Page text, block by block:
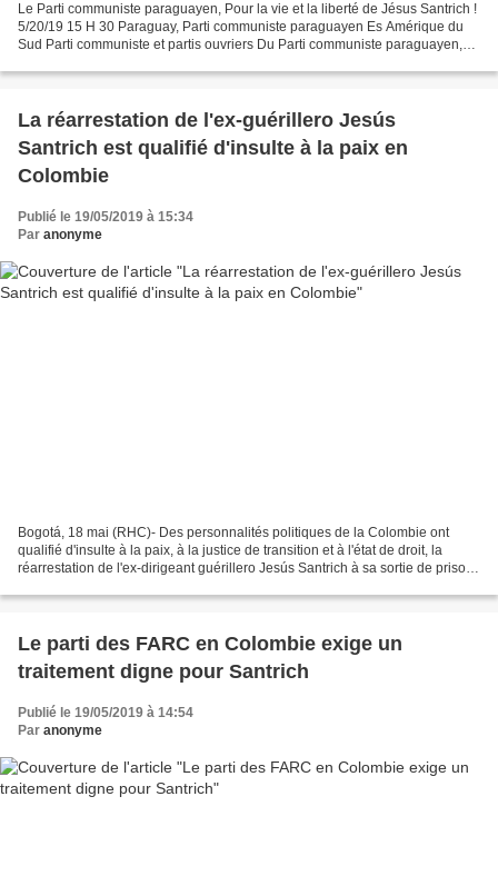
Le Parti communiste paraguayen, Pour la vie et la liberté de Jésus Santrich !
5/20/19 15 H 30 Paraguay, Parti communiste paraguayen Es Amérique du
Sud Parti communiste et partis ouvriers Du Parti communiste paraguayen,
La réarrestation de l'ex-guérillero Jesús
Santrich est qualifié d'insulte à la paix en
Colombie
Publié le 19/05/2019 à 15:34
Par anonyme
Bogotá, 18 mai (RHC)- Des personnalités politiques de la Colombie ont
qualifié d'insulte à la paix, à la justice de transition et à l'état de droit, la
réarrestation de l'ex-dirigeant guérillero Jesús Santrich à sa sortie de prison.
Le parti des FARC en Colombie exige un
traitement digne pour Santrich
Publié le 19/05/2019 à 14:54
Par anonyme